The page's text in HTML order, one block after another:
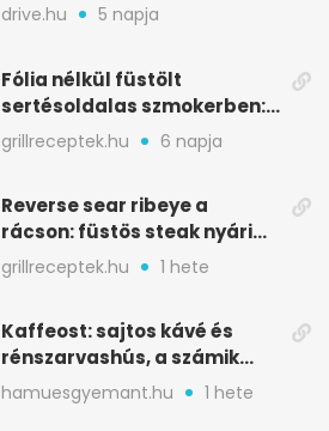
csapatokat jóllakatott
drive.hu 5 napja
Fólia nélkül füstölt
sertésoldalas szmokerben:
ropogós bark, 6 óra
grillreceptek.hu 6 napja
Reverse sear ribeye a
rácson: füstös steak nyári
tökkebabbal
grillreceptek.hu 1 hete
Kaffeost: sajtos kávé és
rénszarvashús, a számik
melegítő itala
hamuesgyemant.hu 1 hete